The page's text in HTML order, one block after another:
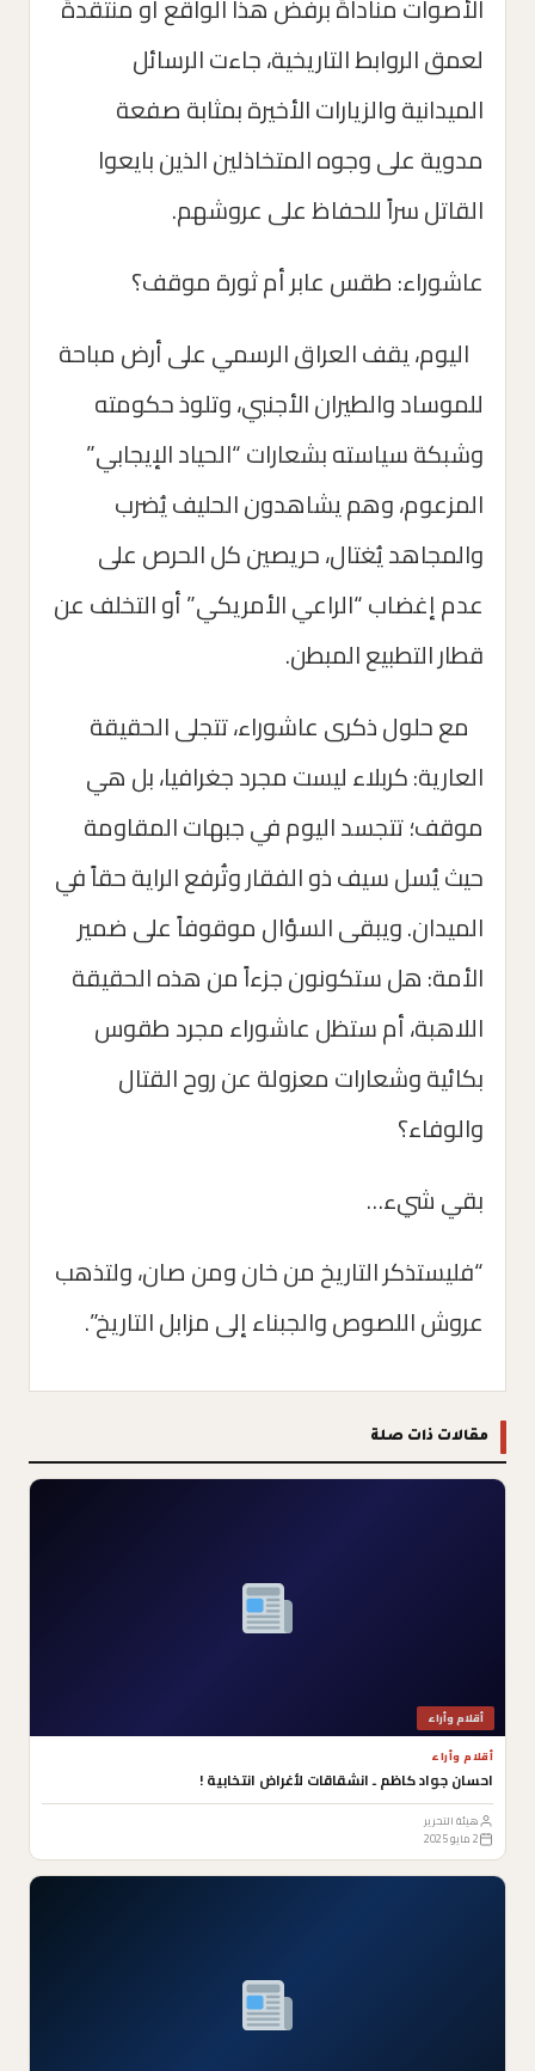
الأصوات مناداةً برفض هذا الواقع أو منتقدةً
لعمق الروابط التاريخية، جاءت الرسائل
الميدانية والزيارات الأخيرة بمثابة صفعة
مدوية على وجوه المتخاذلين الذين بايعوا
القاتل سراً للحفاظ على عروشهم.
عاشوراء: طقس عابر أم ثورة موقف؟
اليوم، يقف العراق الرسمي على أرض مباحة
للموساد والطيران الأجنبي، وتلوذ حكومته
وشبكة سياسته بشعارات “الحياد الإيجابي”
المزعوم، وهم يشاهدون الحليف يُضرب
والمجاهد يُغتال، حريصين كل الحرص على
عدم إغضاب “الراعي الأمريكي” أو التخلف عن
قطار التطبيع المبطن.
مع حلول ذكرى عاشوراء، تتجلى الحقيقة
العارية: كربلاء ليست مجرد جغرافيا، بل هي
موقف؛ تتجسد اليوم في جبهات المقاومة
حيث يُسل سيف ذو الفقار وتُرفع الراية حقاً في
الميدان. ويبقى السؤال موقوفاً على ضمير
الأمة: هل ستكونون جزءاً من هذه الحقيقة
اللاهبة، أم ستظل عاشوراء مجرد طقوس
بكائية وشعارات معزولة عن روح القتال
والوفاء؟
بقي شيء…
“فليستذكر التاريخ من خان ومن صان، ولتذهب
عروش اللصوص والجبناء إلى مزابل التاريخ”.
مقالات ذات صلة
أقلام وأراء
أقلام وأراء
احسان جواد كاظم ـ انشقاقات لأغراض انتخابية !
هيئة التحرير
2 مايو 2025